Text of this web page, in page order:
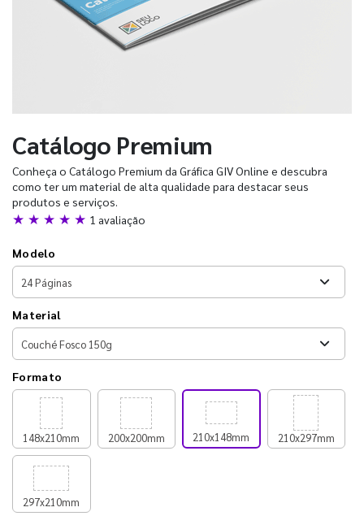
Catálogo Premium
Conheça o Catálogo Premium da Gráfica GIV Online e descubra
como ter um material de alta qualidade para destacar seus
produtos e serviços.
★ ★ ★ ★ ★ 1 avaliação
Modelo
Material
Formato
148x210mm 200x200mm 210x148mm 210x297mm
297x210mm